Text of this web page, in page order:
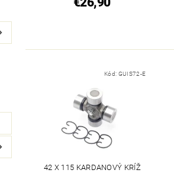
Kód: GUIS72-E
42 X 115 KARDANOVÝ KRÍŽ